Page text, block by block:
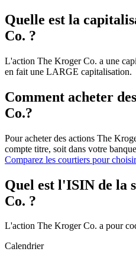
Quelle est la
Co. ?
L'action The Kroger Co. a une
en fait une LARGE capitalisation.
Comment acheter
Co.?
Pour acheter des actions The
compte titre, soit dans votre
Comparez les courtiers pour
Quel est l'ISIN de la
Co. ?
L'action The Kroger Co. a pour
Calendrier